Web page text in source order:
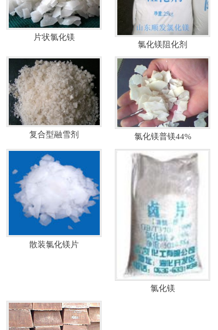
片状氯化镁
氯化镁阻化剂
复合型融雪剂 氯化镁普镁44%
散装氯化镁片
氯化镁